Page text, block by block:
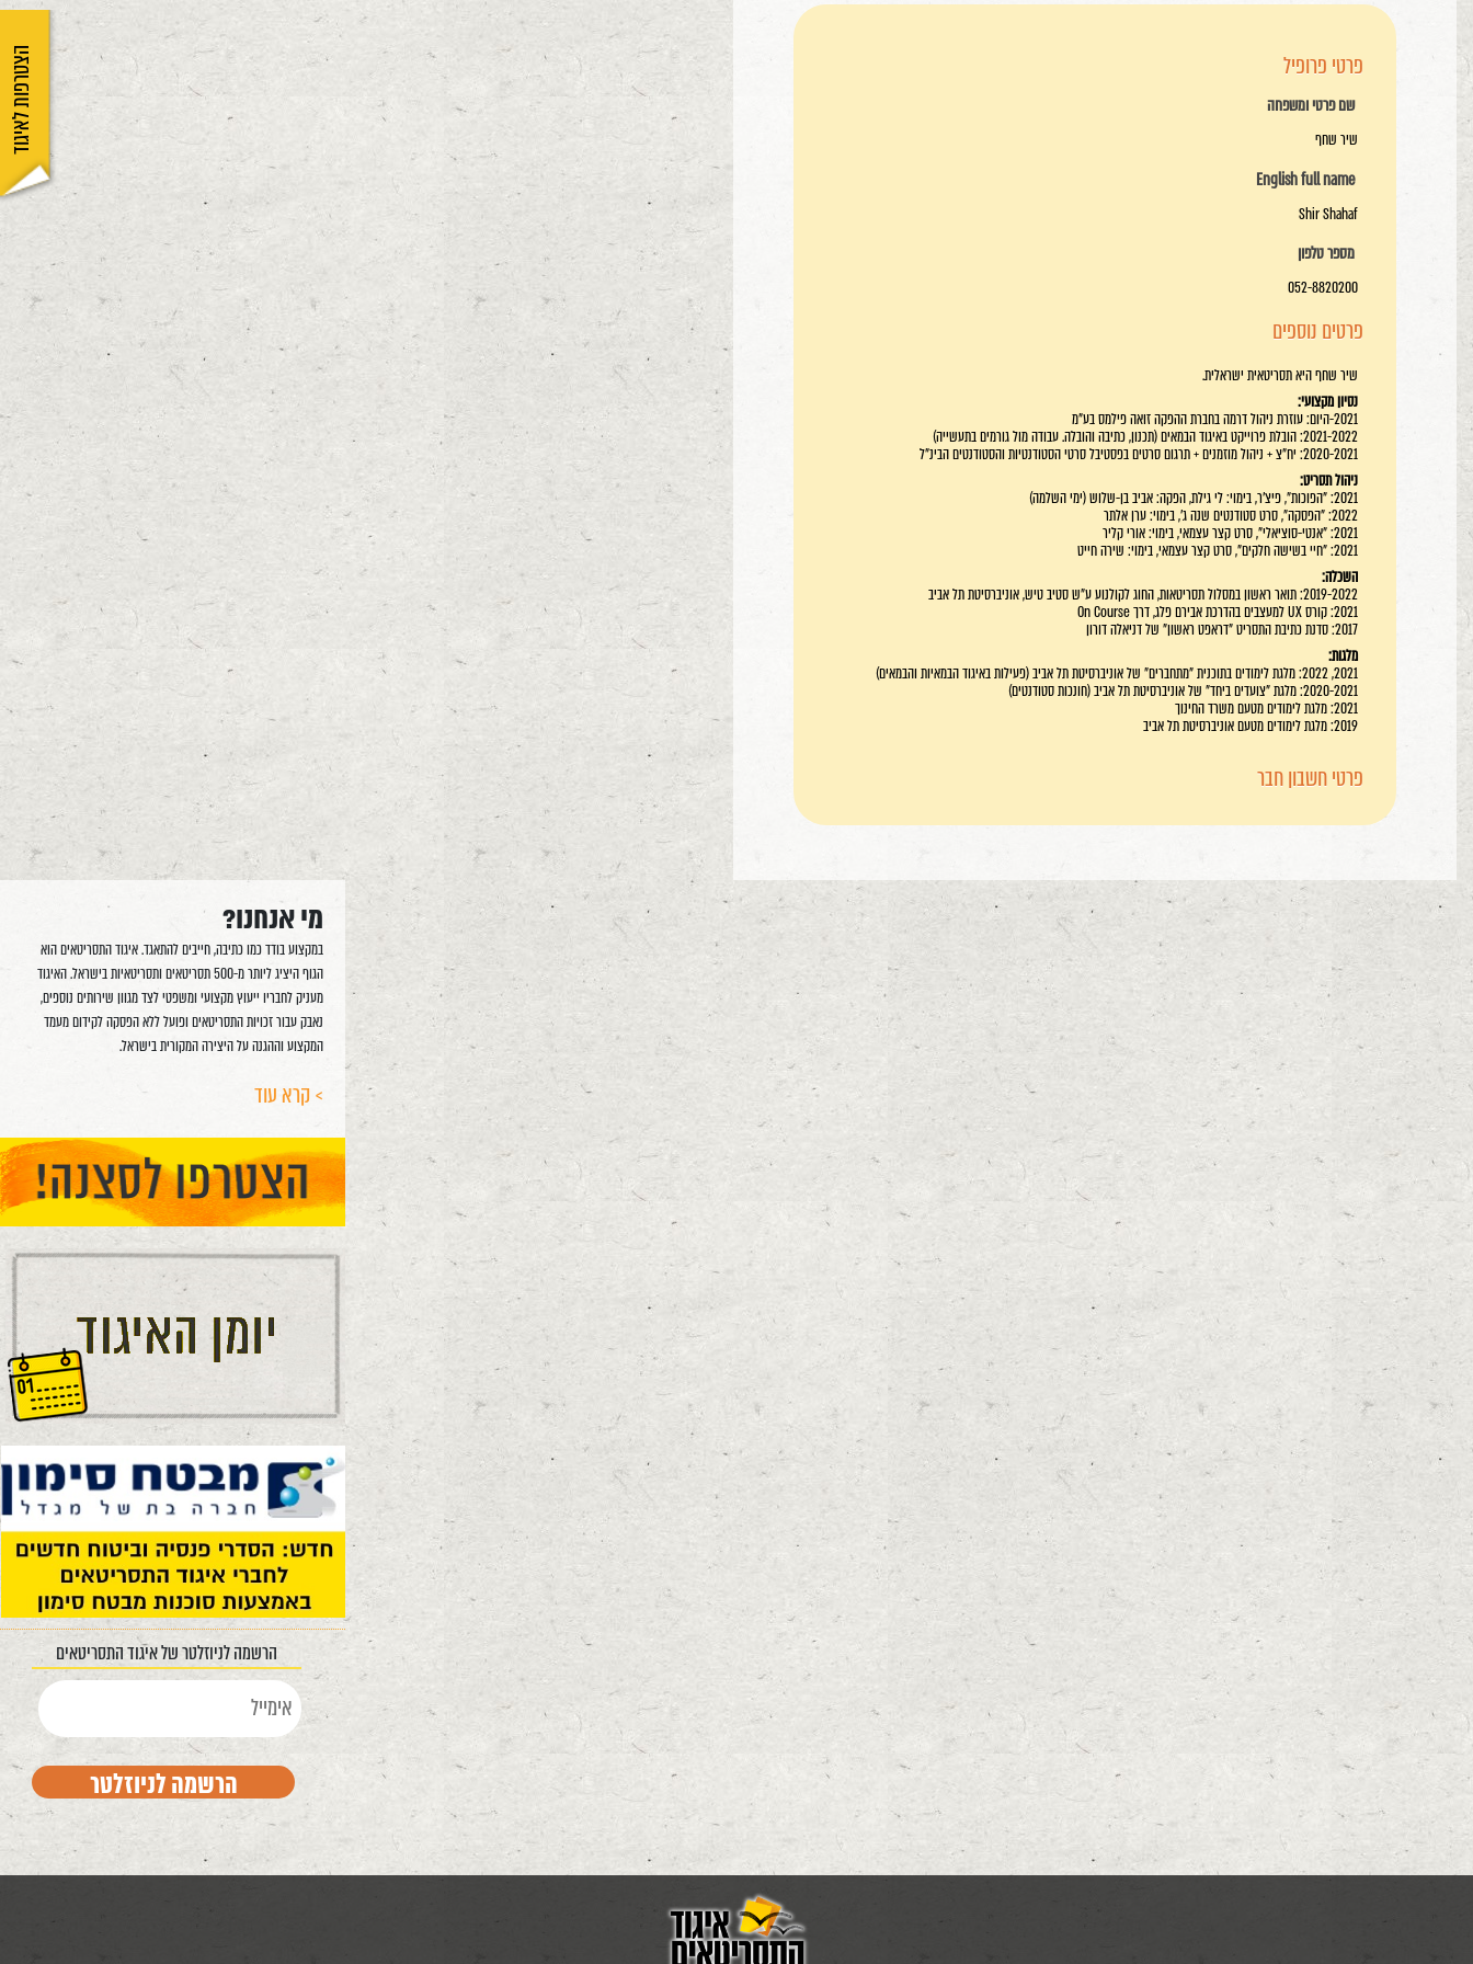
הצטרפות לאיגוד פרטי פרופיל
שם פרטי ומשפחה
שיר שחף
English full name
Shir Shahaf
מספר טלפון
052-8820200
פרטים נוספים
שיר שחף היא תסריטאית ישראלית.
נסיון מקצועי:
2021-היום: עוזרת ניהול דרמה בחברת ההפקה זואה פילמס בע"מ
2021-2022: הובלת פרוייקט באיגוד הבמאים (תכנון, כתיבה והובלה. עבודה מול גורמים בתעשייה)
2020-2021: יח"צ + ניהול מוזמנים + תרגום סרטים בפסטיבל סרטי הסטודנטיות והסטודנטים הבינ"ל
ניהול תסריט:
2021: "הפוכות", פיצ'ר, בימוי: לי גילת, הפקה: אביב בן-שלוש (ימי השלמה)
2022: "הפסקה", סרט סטודנטים שנה ג', בימוי: ערן אלתר
2021: "אנטי-סוציאלי", סרט קצר עצמאי, בימוי: אורי קליר
2021: "חיי בשישה חלקים", סרט קצר עצמאי, בימוי: שירה חייט
השכלה:
2019-2022: תואר ראשון במסלול תסריטאות, החוג לקולנוע ע"ש סטיב טיש, אוניברסיטת תל אביב
2021: קורס UX למעצבים בהדרכת אבירם פלג, דרך On Course
2017: סדנת כתיבת התסריט "דראפט ראשון" של דניאלה דורון
מלגות:
2021, 2022: מלגת לימודים בתוכנית "מתחברים" של אוניברסיטת תל אביב (פעילות באיגוד הבמאיות והבמאים)
2020-2021: מלגת "צועדים ביחד" של אוניברסיטת תל אביב (חונכות סטודנטים)
2021: מלגת לימודים מטעם משרד החינוך
2019: מלגת לימודים מטעם אוניברסיטת תל אביב
פרטי חשבון חבר
מי אנחנו?
במקצוע בודד כמו כתיבה, חייבים להתאגד. איגוד התסריטאים הוא
הגוף היציג ליותר מ-500 תסריטאים ותסריטאיות בישראל. האיגוד
מעניק לחבריו ייעוץ מקצועי ומשפטי לצד מגוון שירותים נוספים,
נאבק עבור זכויות התסריטאים ופועל ללא הפסקה לקידום מעמד
המקצוע וההגנה על היצירה המקורית בישראל.
> קרא עוד
הרשמה לניוזלטר של איגוד התסריטאים